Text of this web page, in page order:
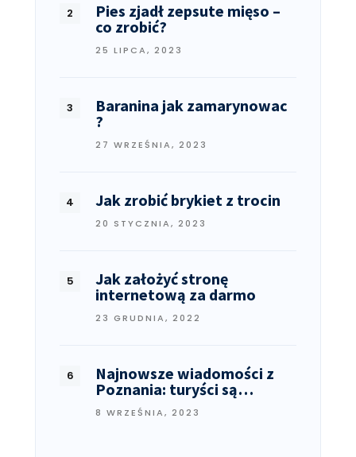
Pies zjadł zepsute mięso –
co zrobić?
25 LIPCA, 2023
Baranina jak zamarynowac
?
27 WRZEŚNIA, 2023
Jak zrobić brykiet z trocin
20 STYCZNIA, 2023
Jak założyć stronę
internetową za darmo
23 GRUDNIA, 2022
Najnowsze wiadomości z
Poznania: turyści są…
8 WRZEŚNIA, 2023